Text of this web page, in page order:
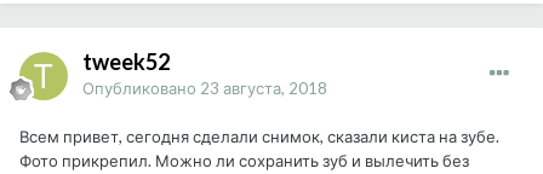
tweek52
Опубликовано 23 августа, 2018
Всем привет, сегодня сделали снимок, сказали киста на зубе.
Фото прикрепил. Можно ли сохранить зуб и вылечить без